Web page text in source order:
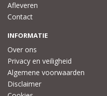
Afleveren
Contact
INFORMATIE
Over ons
Privacy en veiligheid
Algemene voorwaarden
Disclaimer